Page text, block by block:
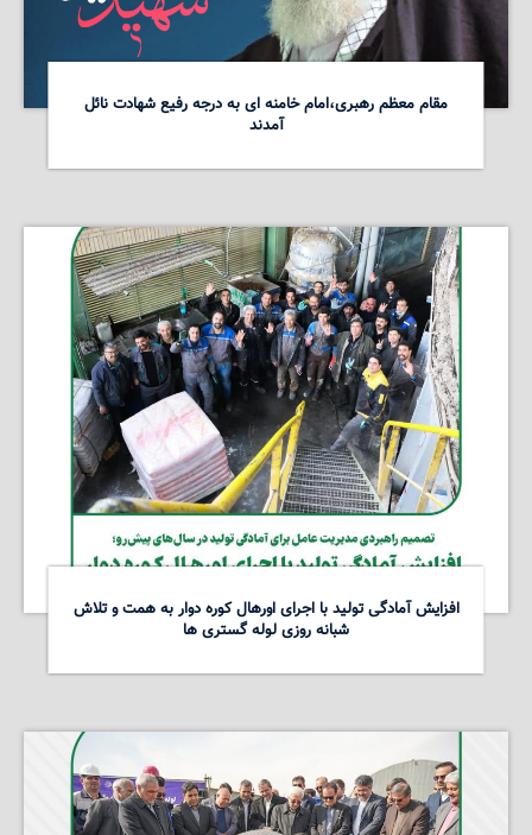
مقام معظم رهبری،امام خامنه ای به درجه رفیع شهادت نائل
آمدند
افزایش آمادگی تولید با اجرای اورهال کوره دوار به همت و تلاش
شبانه روزی لوله گستری ها